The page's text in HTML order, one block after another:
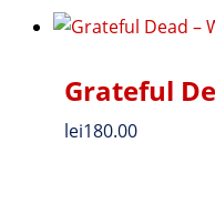
Grateful
lei180.00